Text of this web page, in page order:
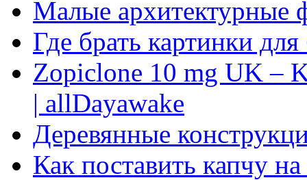
Малые архитектурные
Где брать картинки
Zopiclone 10 mg UK –
| allDayawake
Деревянные
Как поставить капчу